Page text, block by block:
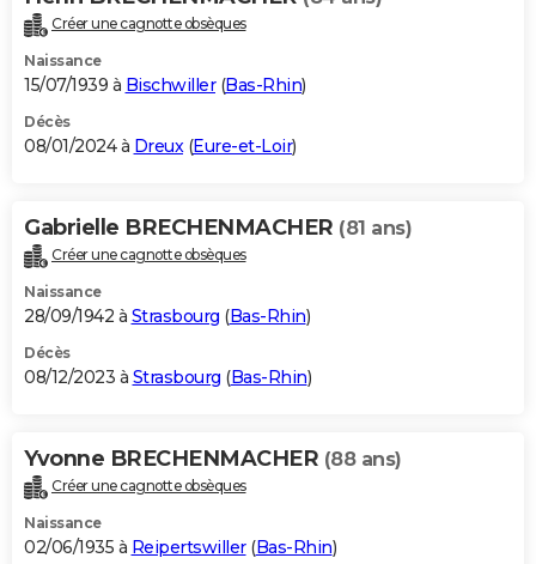
Créer une cagnotte obsèques
Naissance
15/07/1939 à Bischwiller(Bas-Rhin)
Décès
08/01/2024 à Dreux(Eure-et-Loir)
Gabrielle BRECHENMACHER (81 ans)
Créer une cagnotte obsèques
Naissance
28/09/1942 à Strasbourg (Bas-Rhin)
Décès
08/12/2023 à Strasbourg (Bas-Rhin)
Yvonne BRECHENMACHER (88 ans)
Créer une cagnotte obsèques
Naissance
02/06/1935 à Reipertswiller(Bas-Rhin)